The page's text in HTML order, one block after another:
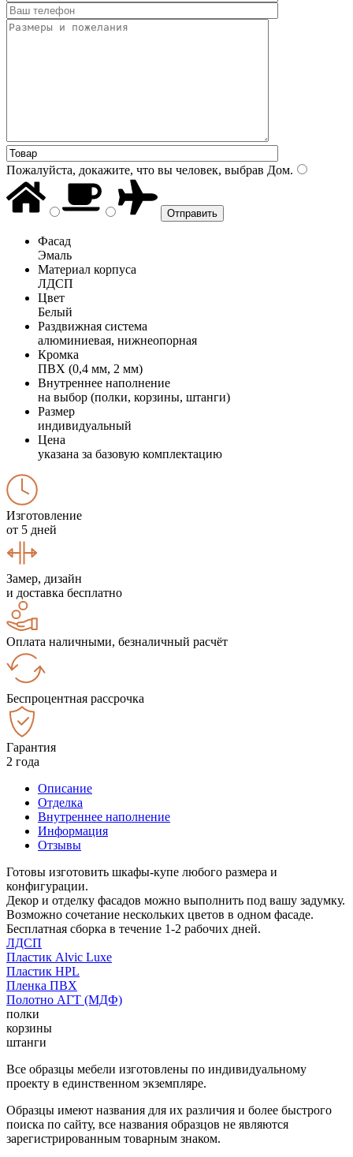
Пожалуйста, докажите, что вы человек, выбрав Дом.
Фасад
Эмаль
Материал корпуса
ЛДСП
Цвет
Белый
Раздвижная система
алюминиевая, нижнеопорная
Кромка
ПВХ (0,4 мм, 2 мм)
Внутреннее наполнение
на выбор (полки, корзины, штанги)
Размер
индивидуальный
Цена
указана за базовую комплектацию
Изготовление
от 5 дней
Замер, дизайн
и доставка бесплатно
Оплата наличными, безналичный расчёт
Беспроцентная рассрочка
Гарантия
2 года
Описание
Отделка
Внутреннее наполнение
Информация
Отзывы
Готовы изготовить шкафы-купе любого размера и
конфигурации.
Декор и отделку фасадов можно выполнить под вашу задумку.
Возможно сочетание нескольких цветов в одном фасаде.
Бесплатная сборка в течение 1-2 рабочих дней.
ЛДСП
Пластик Alvic Luxe
Пластик HPL
Пленка ПВХ
Полотно АГТ (МДФ)
полки
корзины
штанги
Все образцы мебели изготовлены по индивидуальному
проекту в единственном экземпляре.
Образцы имеют названия для их различия и более быстрого
поиска по сайту, все названия образцов не являются
зарегистрированным товарным знаком.